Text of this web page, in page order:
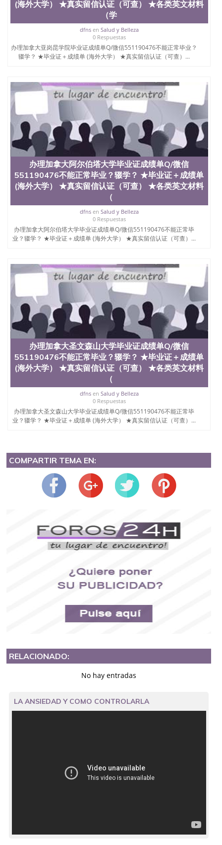
(海外大学） ★真实留信认证（可查） ★各类英文材料
（学
dfnsen Salud y Belleza
0 Respuestas
办理加拿大亚岗昆学院毕业证成绩单Q/微信551190476不能正常毕业？
辍学？ ★毕业证＋成绩单 (海外大学） ★真实留信认证（可查）...
办理加拿大阿尔伯塔大学毕业证成绩单Q/微信
551190476不能正常毕业？辍学？ ★毕业证＋成绩单
(海外大学） ★真实留信认证（可查） ★各类英文材料
（
dfnsen Salud y Belleza
0 Respuestas
办理加拿大阿尔伯塔大学毕业证成绩单Q/微信551190476不能正常毕
业？辍学？ ★毕业证＋成绩单 (海外大学） ★真实留信认证（可查）...
办理加拿大圣文森山大学毕业证成绩单Q/微信
551190476不能正常毕业？辍学？ ★毕业证＋成绩单
(海外大学） ★真实留信认证（可查） ★各类英文材料
（
dfnsen Salud y Belleza
0 Respuestas
办理加拿大圣文森山大学毕业证成绩单Q/微信551190476不能正常毕
业？辍学？ ★毕业证＋成绩单 (海外大学） ★真实留信认证（可查）...
COMPARTIR TEMA EN:
RELACIONADO:
No hay entradas
LA ANSIEDAD Y COMO CONTROLARLA